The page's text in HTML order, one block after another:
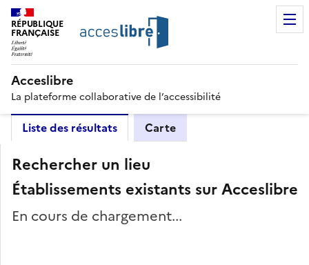
RÉPUBLIQUE
FRANÇAISE
Acceslibre
La plateforme collaborative de l’accessibilité
Liste des résultats Carte
Rechercher un lieu
Établissements existants sur Acceslibre
En cours de chargement...